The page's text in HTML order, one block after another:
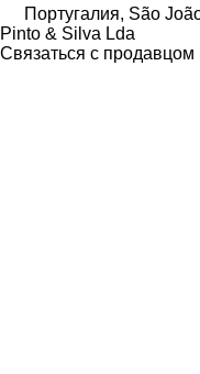
Португалия, São
Pinto & Silva Lda
Связаться с продавцом